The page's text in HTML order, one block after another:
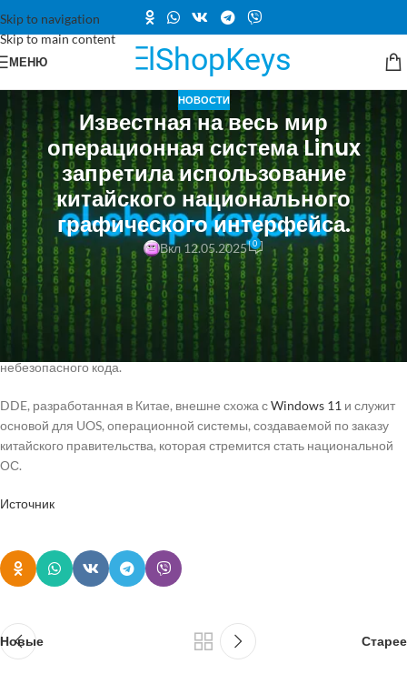
Skip to navigation
Skip to main content
МЕНЮ
НОВОСТИ
Известная на весь мир
операционная система Linux
запретила использование
китайского национального
графического интерфейса.
Вкл 12.05.2025 0
Графическая оболочка рабочего стола Deepin Desktop Environment
(DDE) была исключена из официальных репозиториев известного
Linux-дистрибутива openSUSE.
Причиной стали нарушения правил размещения пакетов и наличие
небезопасного кода.
DDE, разработанная в Китае, внешне схожа сWindows 11 и служит
основой для UOS, операционной системы, создаваемой по заказу
китайского правительства, которая стремится стать национальной
ОС.
Источник
Новые Старее